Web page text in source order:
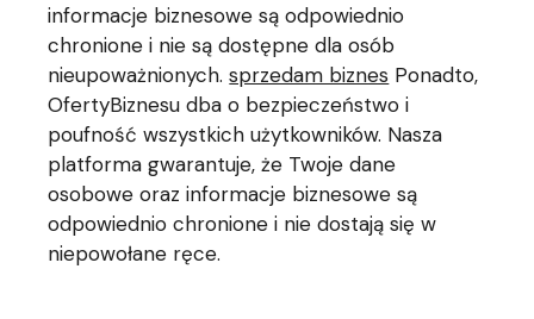
informacje biznesowe są odpowiednio
chronione i nie są dostępne dla osób
nieupoważnionych.sprzedam biznes Ponadto,
OfertyBiznesu dba o bezpieczeństwo i
poufność wszystkich użytkowników. Nasza
platforma gwarantuje, że Twoje dane
osobowe oraz informacje biznesowe są
odpowiednio chronione i nie dostają się w
niepowołane ręce.